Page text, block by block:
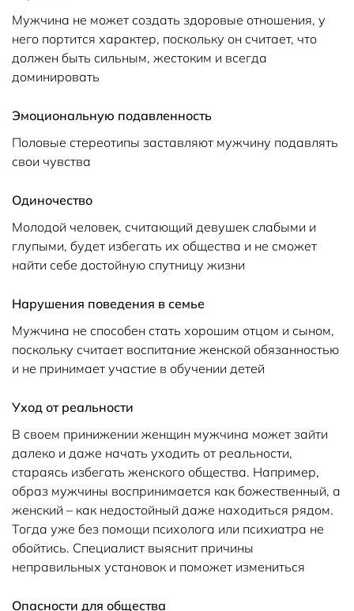
Мужчина не может создать здоровые отношения, у
него портится характер, поскольку он считает, что
должен быть сильным, жестоким и всегда
доминировать
Эмоциональную подавленность
Половые стереотипы заставляют мужчину подавлять
свои чувства
Одиночество
Молодой человек, считающий девушек слабыми и
глупыми, будет избегать их общества и не сможет
найти себе достойную спутницу жизни
Нарушения поведения в семье
Мужчина не способен стать хорошим отцом и сыном,
поскольку считает воспитание женской обязанностью
и не принимает участие в обучении детей
Уход от реальности
В своем принижении женщин мужчина может зайти
далеко и даже начать уходить от реальности,
стараясь избегать женского общества. Например,
образ мужчины воспринимается как божественный, а
женский – как недостойный даже находиться рядом.
Тогда уже без помощи психолога или психиатра не
обойтись. Специалист выяснит причины
неправильных установок и поможет измениться
Опасности для общества